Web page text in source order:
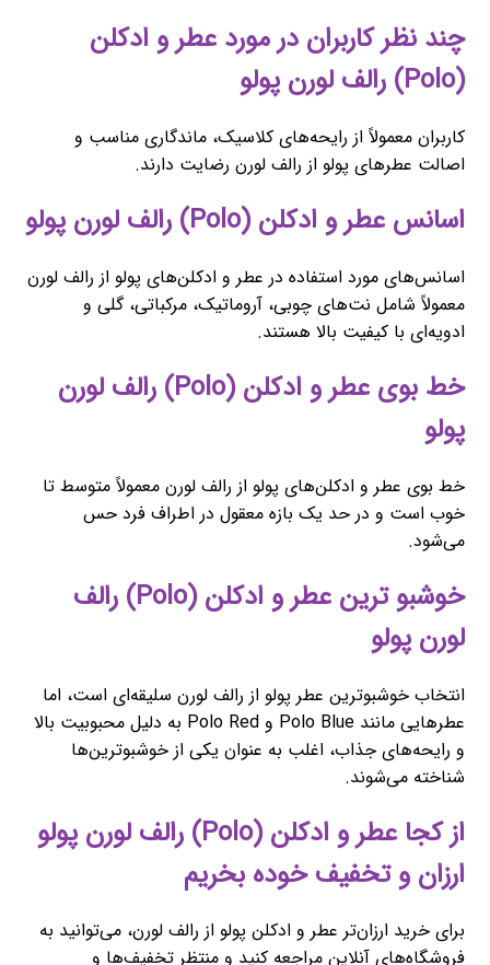
چند نظر کاربران در مورد عطر و ادکلن
(Polo) رالف لورن پولو
کاربران معمولاً از رایحه‌های کلاسیک، ماندگاری مناسب و
اصالت عطرهای پولو از رالف لورن رضایت دارند.
اسانس عطر و ادکلن (Polo) رالف لورن پولو
اسانس‌های مورد استفاده در عطر و ادکلن‌های پولو از رالف لورن
معمولاً شامل نت‌های چوبی، آروماتیک، مرکباتی، گلی و
ادویه‌ای با کیفیت بالا هستند.
خط بوی عطر و ادکلن (Polo) رالف لورن
پولو
خط بوی عطر و ادکلن‌های پولو از رالف لورن معمولاً متوسط تا
خوب است و در حد یک بازه معقول در اطراف فرد حس
می‌شود.
خوشبو ترین عطر و ادکلن (Polo) رالف
لورن پولو
انتخاب خوشبوترین عطر پولو از رالف لورن سلیقه‌ای است، اما
عطرهایی مانند Polo Blue و Polo Red به دلیل محبوبیت بالا
و رایحه‌های جذاب، اغلب به عنوان یکی از خوشبوترین‌ها
شناخته می‌شوند.
از کجا عطر و ادکلن (Polo) رالف لورن پولو
ارزان و تخفیف خوده بخریم
برای خرید ارزان‌تر عطر و ادکلن پولو از رالف لورن، می‌توانید به
فروشگاه‌های آنلاین مراجعه کنید و منتظر تخفیف‌ها و